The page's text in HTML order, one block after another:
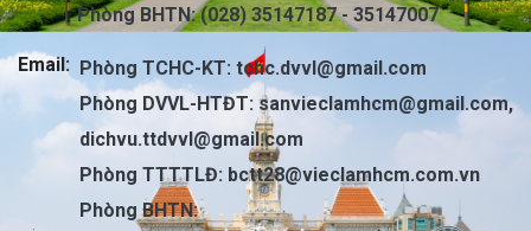
Phòng BHTN: (028) 35147187 - 35147007
Email: Phòng TCHC-KT: tchc.dvvl@gmail.com
Phòng DVVL-HTĐT: sanvieclamhcm@gmail.com,
dichvu.ttdvvl@gmail.com
Phòng TTTTLĐ: bctt28@vieclamhcm.com.vn
Phòng BHTN: